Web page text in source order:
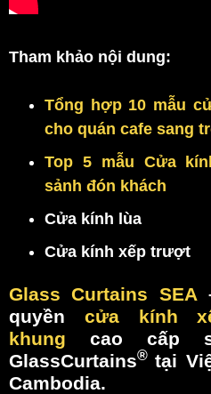
Tham khảo nội dung:
Tổng hợp 10 mẫu
cho quán cafe sang
Top 5 mẫu Cửa
sảnh đón khách
Cửa kính lùa
Cửa kính xếp trượt
Glass Curtains SEA
quyền cửa kính
khung cao cấp
GlassCurtains® tại
Cambodia.